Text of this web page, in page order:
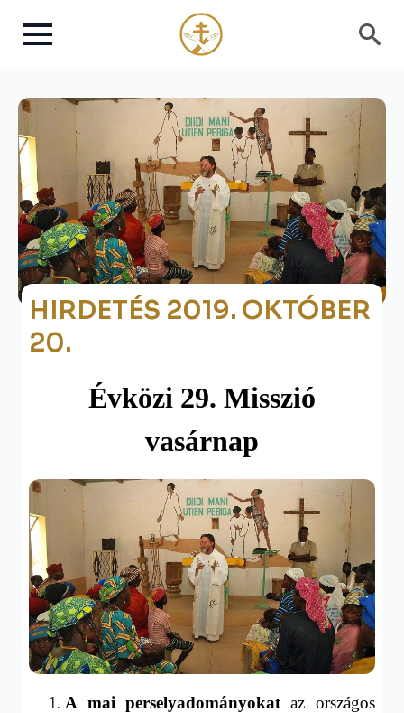
HIRDETÉS 2019. OKTÓBER
20.
Évközi 29. Misszió
vasárnap
A mai perselyadományokat az országos